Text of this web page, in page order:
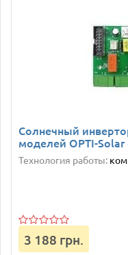
Солнечный
моделей OPTI-
Технология работы:
3 188 грн.